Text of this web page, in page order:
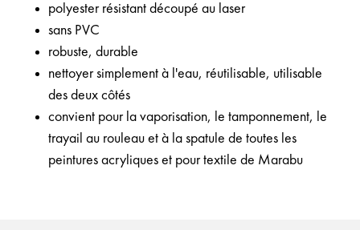
polyester résistant découpé au laser
sans PVC
robuste, durable
nettoyer simplement à l'eau, réutilisable, utilisable
des deux côtés
convient pour la vaporisation, le tamponnement, le
trayail au rouleau et à la spatule de toutes les
peintures acryliques et pour textile de Marabu